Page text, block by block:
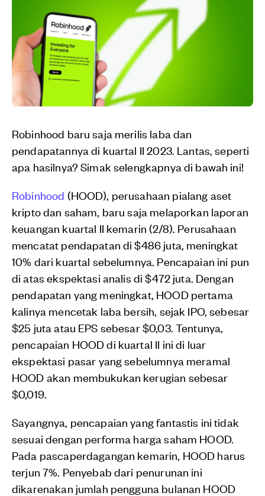
Robinhood baru saja merilis laba dan
pendapatannya di kuartal II 2023. Lantas, seperti
apa hasilnya? Simak selengkapnya di bawah ini!
Robinhood (HOOD), perusahaan pialang aset
kripto dan saham, baru saja melaporkan laporan
keuangan kuartal II kemarin (2/8). Perusahaan
mencatat pendapatan di $486 juta, meningkat
10% dari kuartal sebelumnya. Pencapaian ini pun
di atas ekspektasi analis di $472 juta. Dengan
pendapatan yang meningkat, HOOD pertama
kalinya mencetak laba bersih, sejak IPO, sebesar
$25 juta atau EPS sebesar $0,03. Tentunya,
pencapaian HOOD di kuartal II ini di luar
ekspektasi pasar yang sebelumnya meramal
HOOD akan membukukan kerugian sebesar
$0,019.
Sayangnya, pencapaian yang fantastis ini tidak
sesuai dengan performa harga saham HOOD.
Pada pascaperdagangan kemarin, HOOD harus
terjun 7%. Penyebab dari penurunan ini
dikarenakan jumlah pengguna bulanan HOOD